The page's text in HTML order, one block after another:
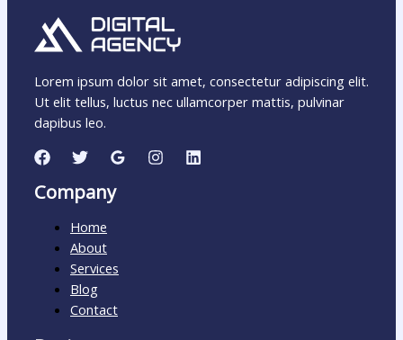
Lorem ipsum dolor sit amet, consectetur adipiscing elit.
Ut elit tellus, luctus nec ullamcorper mattis, pulvinar
dapibus leo.
Company
Home
About
Services
Blog
Contact